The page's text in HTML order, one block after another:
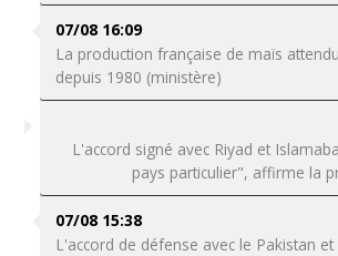
07/08 16:09
La production française de maïs
depuis 1980 (ministère)
L'accord signé avec Riyad et
pays particulier", affirme la
07/08 15:38
L'accord de défense avec le Pakistan